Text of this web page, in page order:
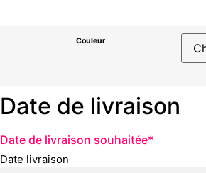
Couleur
Date de livraison
Date de livraison souhaitée*
Date livraison